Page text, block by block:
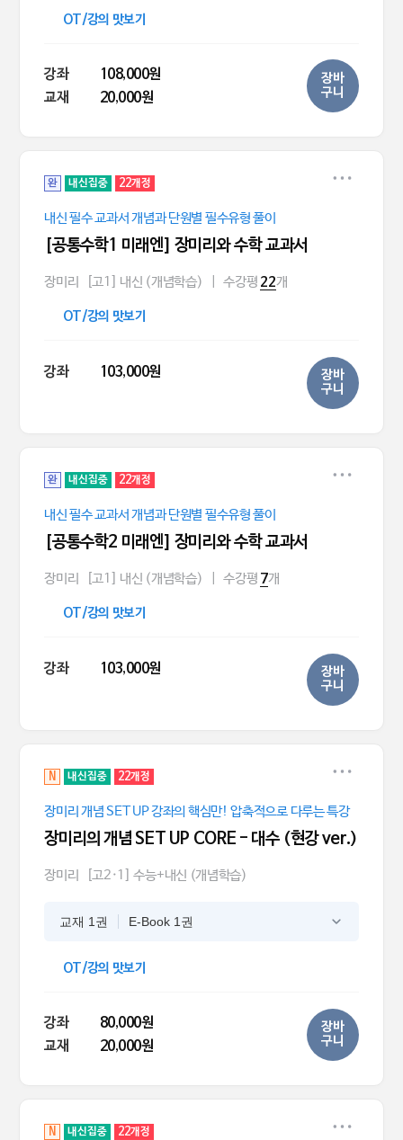
OT/강의 맛보기
강좌
108,000원
교재
20,000원
장바
구니
완 내신집중 22개정
내신 필수 교과서 개념과 단원별 필수유형 풀이
[공통수학1 미래엔] 장미리와 수학 교과서
장미리 [고1] 내신 (개념학습) 수강평 22개
OT/강의 맛보기
강좌 103,000원
장바
구니
완 내신집중 22개정
내신 필수 교과서 개념과 단원별 필수유형 풀이
[공통수학2 미래엔] 장미리와 수학 교과서
장미리 [고1] 내신 (개념학습) 수강평 7개
OT/강의 맛보기
강좌 103,000원
장바
구니
N 내신집중 22개정
장미리 개념 SET UP 강좌의 핵심만! 압축적으로 다루는 특강
장미리의 개념 SET UP CORE - 대수 (현강 ver.)
장미리 [고2·1] 수능+내신 (개념학습)
교재 1권 E-Book 1권
OT/강의 맛보기
강좌
80,000원
교재
20,000원
장바
구니
N 내신집중 22개정